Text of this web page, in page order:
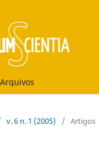
Arquivos
v. 6 n. 1 (2005) / Artigos